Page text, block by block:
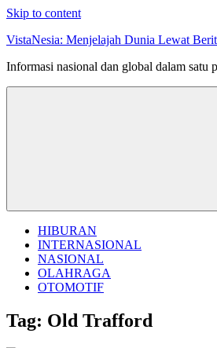
Skip to content
VistaNesia: Menjelajah Dunia Lewat
Informasi nasional dan global dalam satu
HIBURAN
INTERNASIONAL
NASIONAL
OLAHRAGA
OTOMOTIF
Tag: Old Trafford